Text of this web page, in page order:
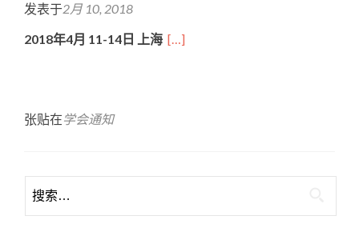
发表于2月 10, 2018
2018年4月 11-14日 上海 […]
张贴在学会通知